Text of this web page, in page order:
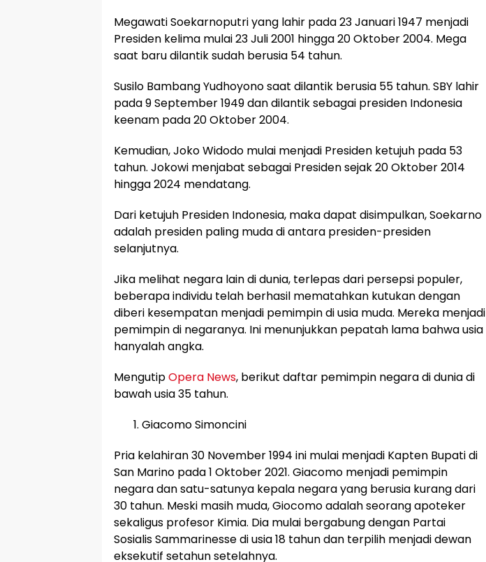
Megawati Soekarnoputri yang lahir pada 23 Januari 1947 menjadi
Presiden kelima mulai 23 Juli 2001 hingga 20 Oktober 2004. Mega
saat baru dilantik sudah berusia 54 tahun.
Susilo Bambang Yudhoyono saat dilantik berusia 55 tahun. SBY lahir
pada 9 September 1949 dan dilantik sebagai presiden Indonesia
keenam pada 20 Oktober 2004.
Kemudian, Joko Widodo mulai menjadi Presiden ketujuh pada 53
tahun. Jokowi menjabat sebagai Presiden sejak 20 Oktober 2014
hingga 2024 mendatang.
Dari ketujuh Presiden Indonesia, maka dapat disimpulkan, Soekarno
adalah presiden paling muda di antara presiden-presiden
selanjutnya.
Jika melihat negara lain di dunia, terlepas dari persepsi populer,
beberapa individu telah berhasil mematahkan kutukan dengan
diberi kesempatan menjadi pemimpin di usia muda. Mereka menjadi
pemimpin di negaranya. Ini menunjukkan pepatah lama bahwa usia
hanyalah angka.
MengutipOpera News, berikut daftar pemimpin negara di dunia di
bawah usia 35 tahun.
Giacomo Simoncini
Pria kelahiran 30 November 1994 ini mulai menjadi Kapten Bupati di
San Marino pada 1 Oktober 2021. Giacomo menjadi pemimpin
negara dan satu-satunya kepala negara yang berusia kurang dari
30 tahun. Meski masih muda, Giocomo adalah seorang apoteker
sekaligus profesor Kimia. Dia mulai bergabung dengan Partai
Sosialis Sammarinesse di usia 18 tahun dan terpilih menjadi dewan
eksekutif setahun setelahnya.